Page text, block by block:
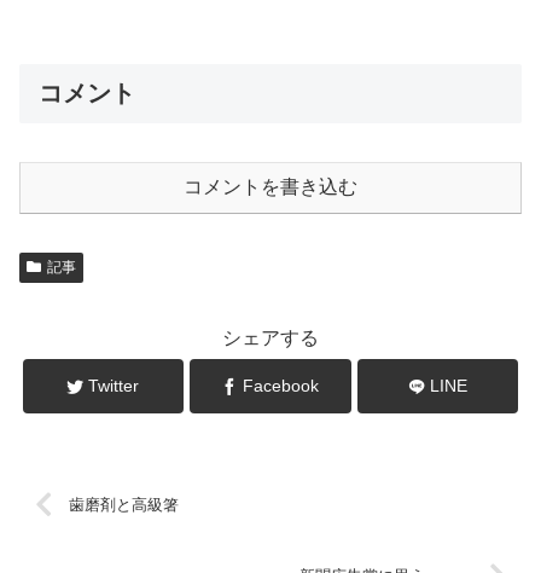
コメント
コメントを書き込む
記事
シェアする
Twitter Facebook LINE
歯磨剤と高級箸